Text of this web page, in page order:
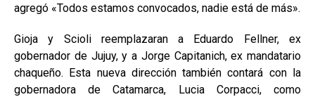
agregó «Todos estamos convocados, nadie está de más».
Gioja y Scioli reemplazaran a Eduardo Fellner, ex
gobernador de Jujuy, y a Jorge Capitanich, ex mandatario
chaqueño. Esta nueva dirección también contará con la
gobernadora de Catamarca, Lucia Corpacci, como